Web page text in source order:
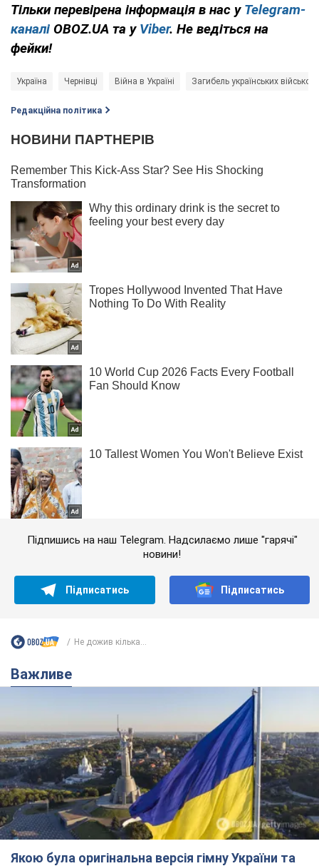
Тільки перевірена інформація в нас у Telegram-
каналі OBOZ.UA та у Viber. Не ведіться на
фейки!
Україна Чернівці Війна в Україні Загибель українських
Редакційна політика
Підпишись на наш Telegram. Надсилаємо лише "гарячі"
новини!
Підписатись Підписатись
Не дожив кілька...
Важливе
Якою була оригінальна версія гімну України та